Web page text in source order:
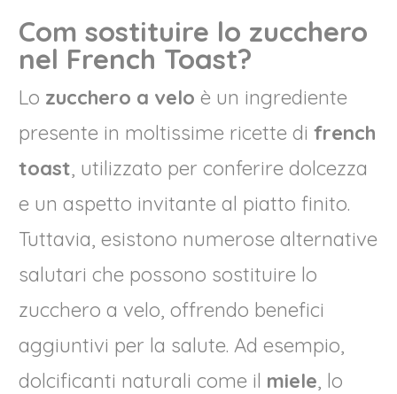
Com sostituire lo zucchero
nel French Toast?
Lo zucchero a velo è un ingrediente
presente in moltissime ricette difrench
toast, utilizzato per conferire dolcezza
e un aspetto invitante al piatto finito.
Tuttavia, esistono numerose alternative
salutari che possono sostituire lo
zucchero a velo, offrendo benefici
aggiuntivi per la salute. Ad esempio,
dolcificanti naturali come il miele, lo